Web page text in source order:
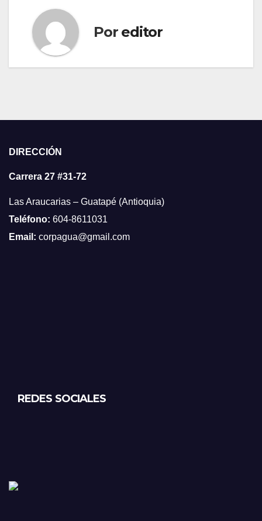
Por editor
DIRECCIÓN
Carrera 27 #31-72
Las Araucarias – Guatapé (Antioquia)
Teléfono: 604-8611031
Email: corpagua@gmail.com
REDES SOCIALES